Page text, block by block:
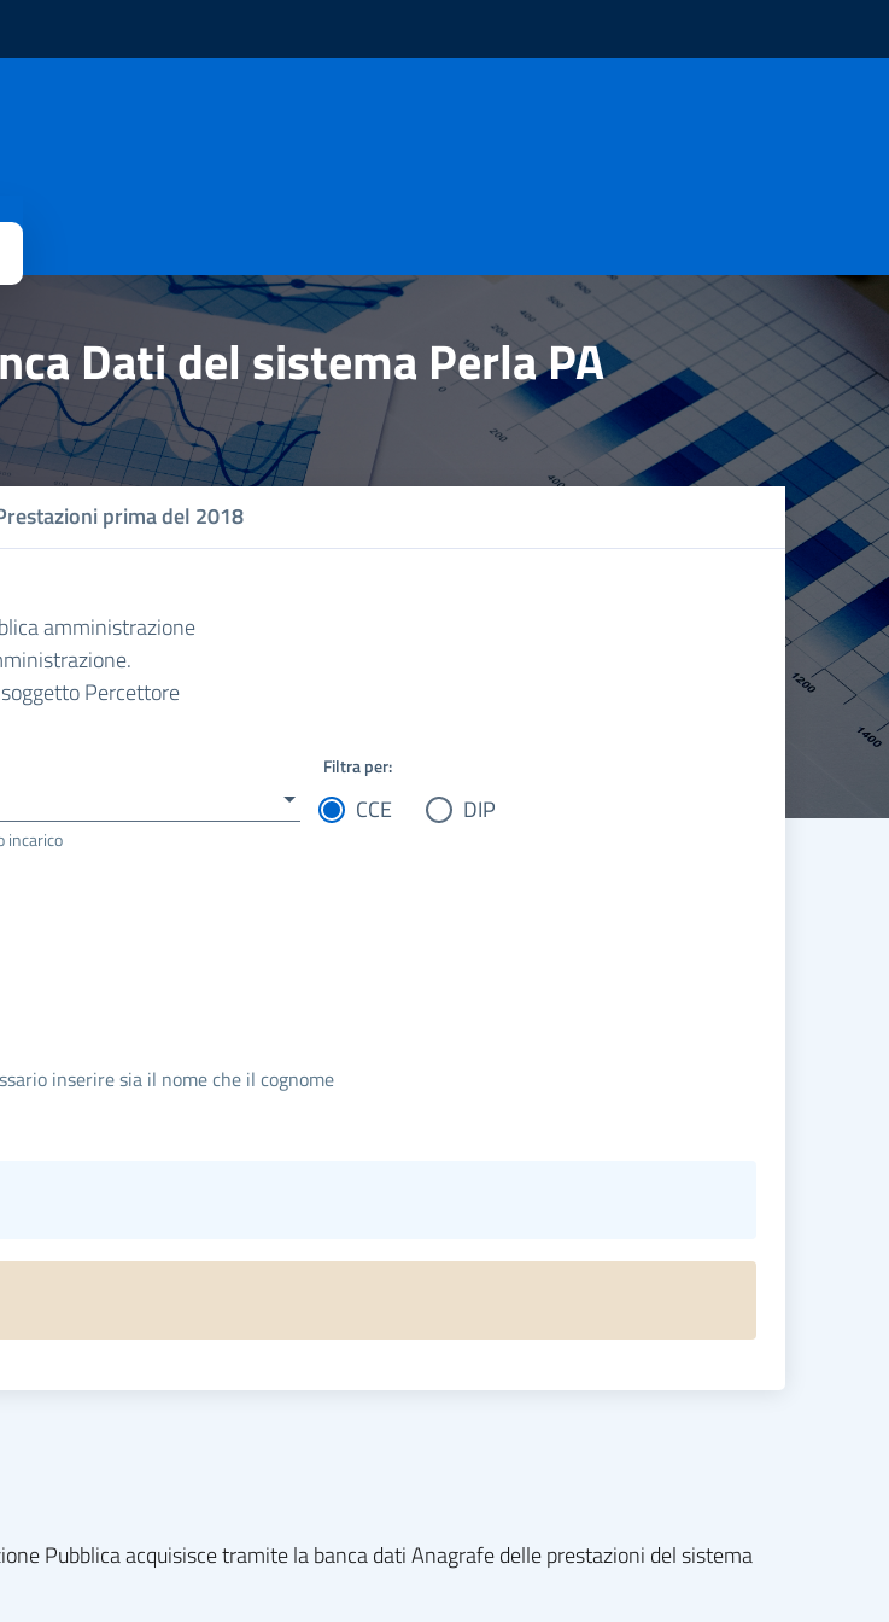
Dati del sistema Perla PA
prima del 2018
amministrazione
Percettore
incarico
Filtra per:
CCE DIP
inserire sia il nome che il cognome
Pubblica acquisisce tramite la banca dati Anagrafe delle prestazioni del sistema